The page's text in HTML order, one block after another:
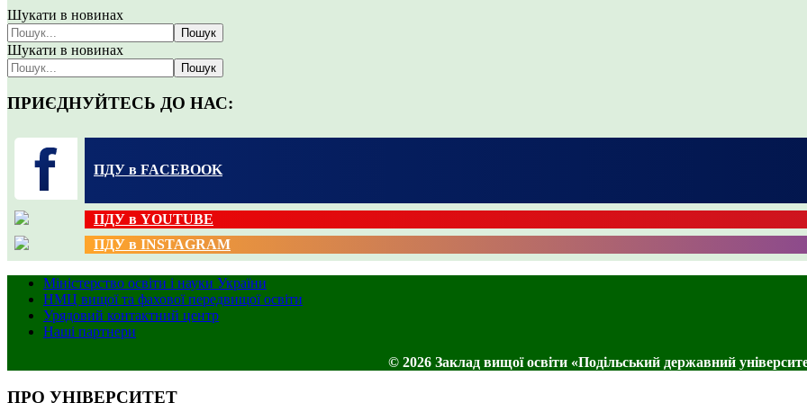
Шукати в новинах
Пошук
Шукати в новинах
Пошук
ПРИЄДНУЙТЕСЬ ДО НАС:
ПДУ в FACEBOOK
ПДУ в YOUTUBE
ПДУ в INSTAGRAM
Міністерство освіти і науки України
НМЦ вищої та фахової передвищої освіти
Урядовий контактний центр
Наші партнери
© 2026 Заклад вищої освіти «Подільський державний
ПРО УНІВЕРСИТЕТ